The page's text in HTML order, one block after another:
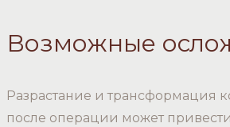
Возможные
Разрастание и трансформация
после операции может